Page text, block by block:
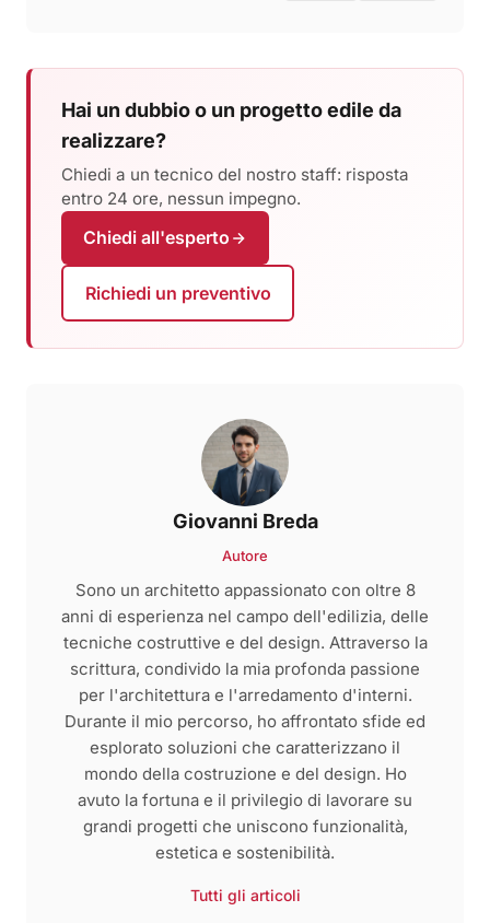
Hai un dubbio o un progetto edile da
realizzare?
Chiedi a un tecnico del nostro staff: risposta
entro 24 ore, nessun impegno.
Chiedi all'esperto
Richiedi un preventivo
Giovanni Breda
Autore
Sono un architetto appassionato con oltre 8
anni di esperienza nel campo dell'edilizia, delle
tecniche costruttive e del design. Attraverso la
scrittura, condivido la mia profonda passione
per l'architettura e l'arredamento d'interni.
Durante il mio percorso, ho affrontato sfide ed
esplorato soluzioni che caratterizzano il
mondo della costruzione e del design. Ho
avuto la fortuna e il privilegio di lavorare su
grandi progetti che uniscono funzionalità,
estetica e sostenibilità.
Tutti gli articoli